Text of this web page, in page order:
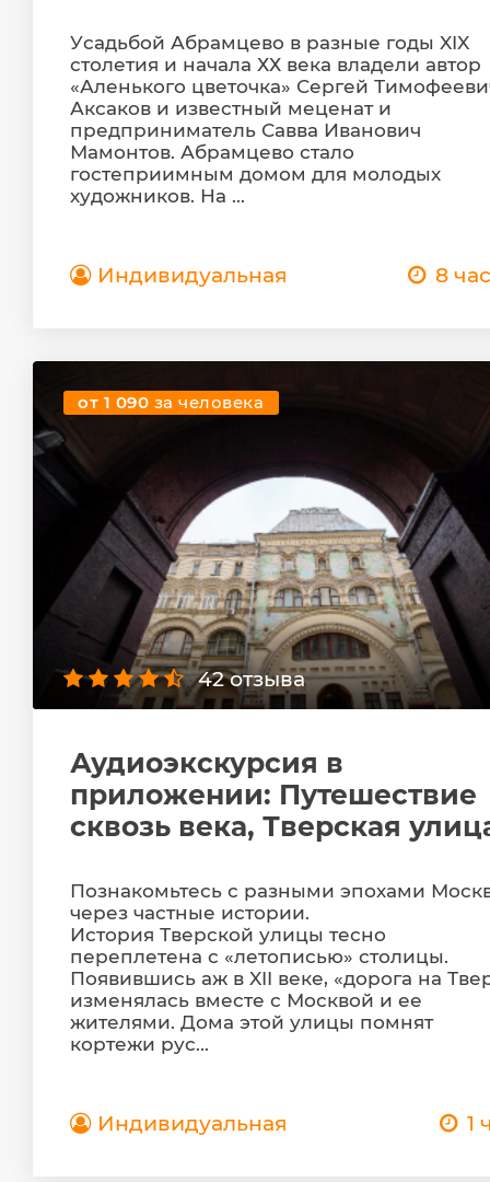
Уcадьбой Абрамцево в разные годы XIX
столетия и начала ХХ века владели автор
«Аленького цветочка» Сергей
Аксаков и известный меценат и
предприниматель Савва Иванович
Мамонтов. Абрамцево стало
гостеприимным домом для молодых
художников. На ...
Индивидуальная 8
от 1 090 за человека
42 отзыва
Аудиоэкскурсия в
приложении: Путешествие
сквозь века, Тверская
Познакомьтесь с разными эпохами
через частные истории.
История Тверской улицы тесно
переплетена с «летописью» столицы.
Появившись аж в XII веке, «дорога на
изменялась вместе с Москвой и ее
жителями. Дома этой улицы помнят
кортежи рус...
Индивидуальная 1